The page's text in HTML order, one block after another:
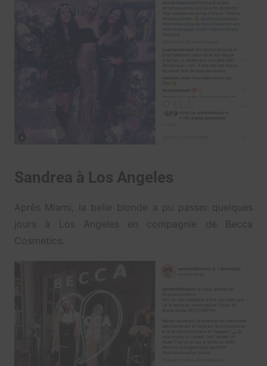
Sandrea à Los Angeles
Après Miami, la belle blonde a pu passer quelques
jours à Los Angeles en compagnie de Becca
Cosmetics.